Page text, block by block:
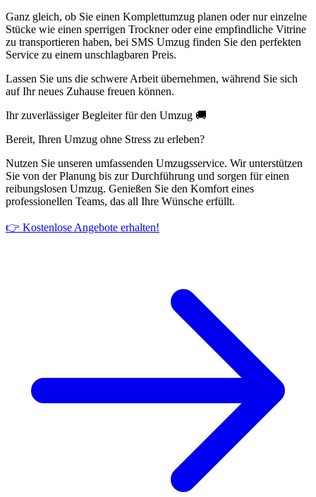
Ganz gleich, ob Sie einen Komplettumzug planen oder nur einzelne
Stücke wie einen sperrigen Trockner oder eine empfindliche Vitrine
zu transportieren haben, bei SMS Umzug finden Sie den perfekten
Service zu einem unschlagbaren Preis.
Lassen Sie uns die schwere Arbeit übernehmen, während Sie sich
auf Ihr neues Zuhause freuen können.
Ihr zuverlässiger Begleiter für den Umzug 🚚
Bereit, Ihren Umzug ohne Stress zu erleben?
Nutzen Sie unseren umfassenden Umzugsservice. Wir unterstützen
Sie von der Planung bis zur Durchführung und sorgen für einen
reibungslosen Umzug. Genießen Sie den Komfort eines
professionellen Teams, das all Ihre Wünsche erfüllt.
👉 Kostenlose Angebote erhalten!